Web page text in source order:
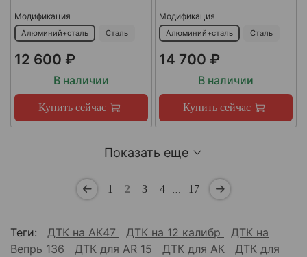
Модификация
Алюминий+сталь Сталь
12 600 ₽
В наличии
Купить сейчас
Модификация
Алюминий+сталь Сталь
14 700 ₽
В наличии
Купить сейчас
Показать еще
1 2 3 4 … 17
Теги: ДТК на АК47 ДТК на 12 калибр
ДТК на
Вепрь 136
ДТК для AR 15 ДТК для АК
ДТК для